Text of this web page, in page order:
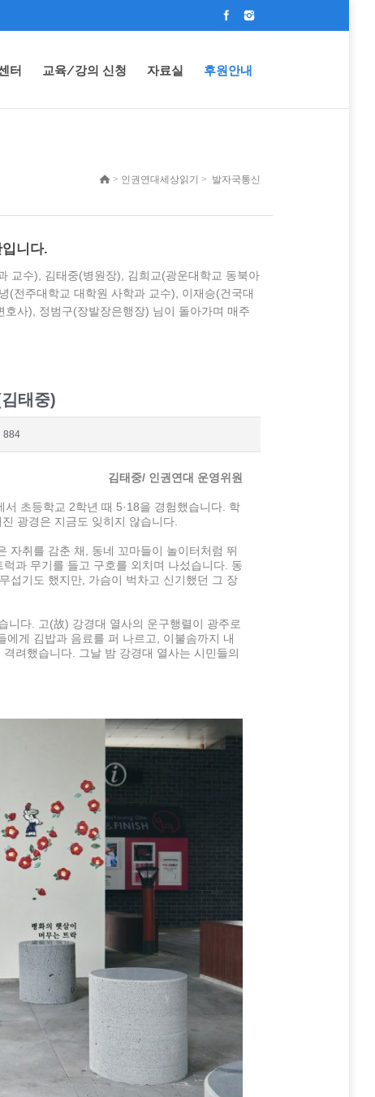
터 교육/강의 신청 자료실 후원안내
> 인권연대세상읽기 > 발자국통신
니다.
교수), 김태중(병원장), 김희교(광운대학교 동북아
(전주대학교 대학원 사학과 교수), 이재승(건국대
사), 정범구(장발장은행장) 님이 돌아가며 매주
태중)
884
김태중/ 인권연대 운영위원
초등학교 2학년 때 5·18을 경험했습니다. 학
광경은 지금도 잊히지 않습니다.
자취를 감춘 채, 동네 꼬마들이 놀이터처럼 뛰
과 무기를 들고 구호를 외치며 나섰습니다. 동
섭기도 했지만, 가슴이 벅차고 신기했던 그 장
니다. 고(故) 강경대 열사의 운구행렬이 광주로
게 김밥과 음료를 퍼 나르고, 이불솜까지 내
려했습니다. 그날 밤 강경대 열사는 시민들의